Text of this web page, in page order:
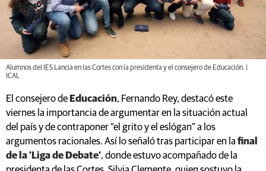
Alumnos del IES Lancia en las Cortes con la presidenta y el consejero de Educación. |
ICAL
El consejero de Educación, Fernando Rey, destacó este
viernes la importancia de argumentar en la situación actual
del país y de contraponer “el grito y el eslógan” a los
argumentos racionales. Así lo señaló tras participar en la final
de la 'Liga de Debate', donde estuvo acompañado de la